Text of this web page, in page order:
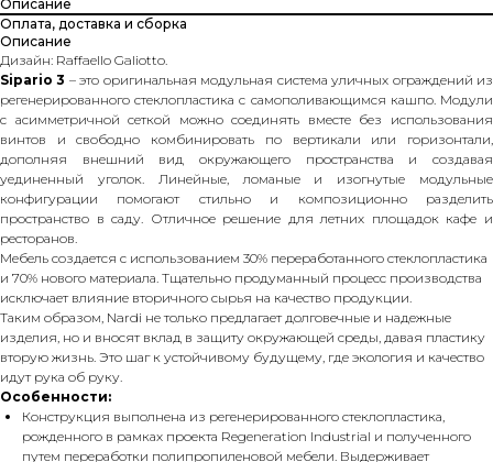
Описание
Оплата, доставка и сборка
Описание
Дизайн: Raffaello Galiotto.
Sipario 3 – это оригинальная модульная система уличных ограждений из
регенерированного стеклопластика с самополивающимся кашпо. Модули
с асимметричной сеткой можно соединять вместе без использования
винтов и свободно комбинировать по вертикали или горизонтали,
дополняя внешний вид окружающего пространства и создавая
уединенный уголок. Линейные, ломаные и изогнутые модульные
конфигурации помогают стильно и композиционно разделить
пространство в саду. Отличное решение для летних площадок кафе и
ресторанов.
Мебель создается с использованием 30% переработанного стеклопластика
и 70% нового материала. Тщательно продуманный процесс производства
исключает влияние вторичного сырья на качество продукции.
Таким образом, Nardi не только предлагает долговечные и надежные
изделия, но и вносят вклад в защиту окружающей среды, давая пластику
вторую жизнь. Это шаг к устойчивому будущему, где экология и качество
идут рука об руку.
Особенности:
Конструкция выполнена из регенерированного стеклопластика,
рожденного в рамках проекта Regeneration Industrial и полученного
путем переработки полипропиленовой мебели. Выдерживает